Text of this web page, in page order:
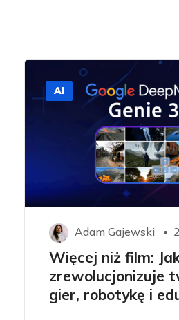
AI
Adam Gajewski
Więcej niż film:
zrewolucjonizuje
gier, robotykę i